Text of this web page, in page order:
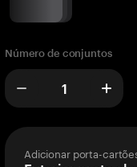
Número de conjuntos
Adicionar porta-